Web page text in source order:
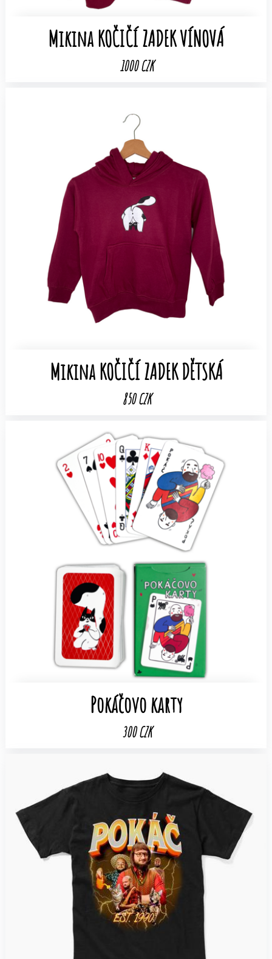
Mikina KOČIČÍ ZADEK VÍNOVÁ
1000 CZK
Mikina KOČIČÍ ZADEK DĚTSKÁ
850 CZK
Pokáčovo karty
300 CZK